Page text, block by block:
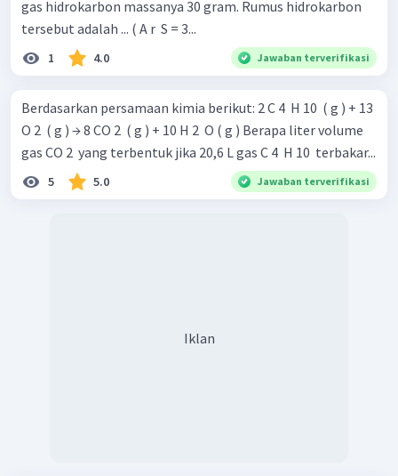
gas hidrokarbon massanya 30 gram. Rumus hidrokarbon
tersebut adalah ... ( A r ​ S = 3...
1 4.0 Jawaban terverifikasi
Berdasarkan persamaan kimia berikut: 2 C 4 ​ H 10 ​ ( g ) + 13
O 2 ​ ( g ) → 8 CO 2 ​ ( g ) + 10 H 2 ​ O ( g ) Berapa liter volume
gas CO 2 ​ yang terbentuk jika 20,6 L gas C 4 ​ H 10 ​ terbakar...
5 5.0 Jawaban terverifikasi
Iklan